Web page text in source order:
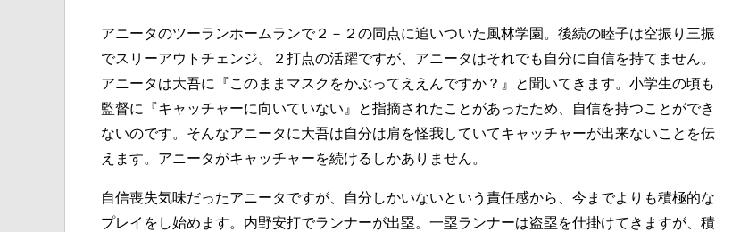
アニータのツーランホームランで２－２の同点に追いついた風林学園。後続の睦子は空振り三振
でスリーアウトチェンジ。２打点の活躍ですが、アニータはそれでも自分に自信を持てません。
アニータは大吾に『このままマスクをかぶってええんですか？』と聞いてきます。小学生の頃も
監督に『キャッチャーに向いていない』と指摘されたことがあったため、自信を持つことができ
ないのです。そんなアニータに大吾は自分は肩を怪我していてキャッチャーが出来ないことを伝
えます。アニータがキャッチャーを続けるしかありません。
自信喪失気味だったアニータですが、自分しかいないという責任感から、今までよりも積極的な
プレイをし始めます。内野安打でランナーが出塁。一塁ランナーは盗塁を仕掛けてきますが、積